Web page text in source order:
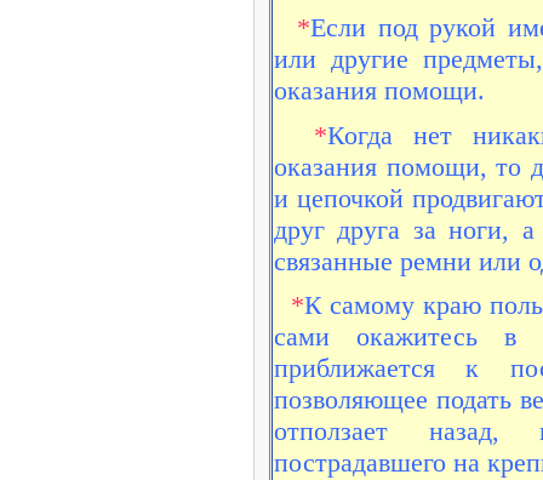
*Если под рукой
или другие
оказания помощи.
*Когда нет
оказания помощи, то
и цепочкой
друг друга за ноги,
связанные ремни или
*К самому краю
сами окажитесь в
приближается к
позволяющее подать
отползает назад,
пострадавшего на